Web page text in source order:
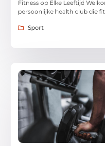
Fitness op Elke Leeftijd
persoonlijke health club die
Sport